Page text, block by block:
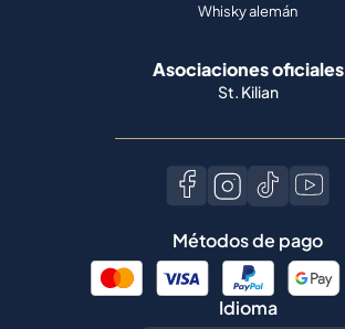
Whisky alemán
Asociaciones oficiales
St. Kilian
Métodos de pago
Idioma